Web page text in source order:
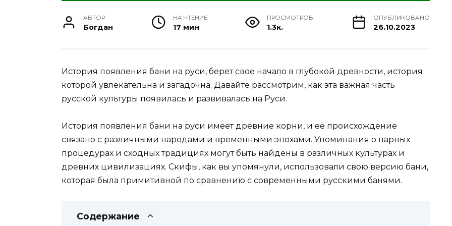
АВТОР
Богдан
НА ЧТЕНИЕ
17 мин
ПРОСМОТРОВ
1.3к.
ОПУБЛИКОВАНО
26.10.2023
История появления бани на руси, берет свое начало в глубокой древности, история
которой увлекательна и загадочна. Давайте рассмотрим, как эта важная часть
русской культуры появилась и развивалась на Руси.
История появления бани на руси имеет древние корни, и её происхождение
связано с различными народами и временными эпохами. Упоминания о парных
процедурах и сходных традициях могут быть найдены в различных культурах и
древних цивилизациях. Скифы, как вы упомянули, использовали свою версию бани,
которая была примитивной по сравнению с современными русскими банями.
Содержание